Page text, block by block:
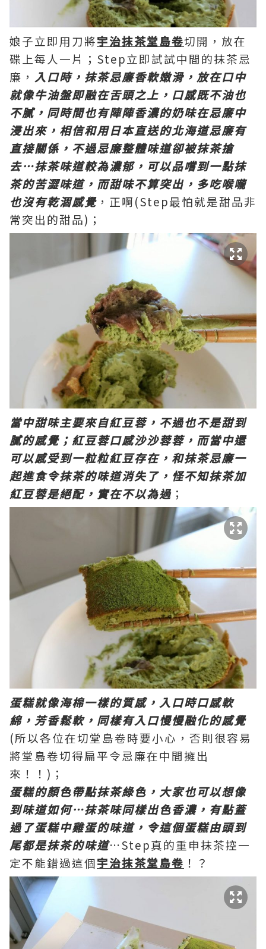
娘子立即用刀將宇治抹茶堂島卷切開，放在
碟上每人一片；Step立即試試中間的抹茶忌
廉， 入口時，抹茶忌廉香軟嫩滑，放在口中
就像牛油盤即融在舌頭之上，口感既不油也
不膩，同時間也有陣陣香濃的奶味在忌廉中
浸出來，相信和用日本直送的北海道忌廉有
直接關係，不過忌廉整體味道卻被抹茶搶
去…抹茶味道較為濃郁，可以品嚐到一點抹
茶的苦澀味道，而甜味不算突出，多吃喉嚨
也沒有乾涸感覺 ，正啊(Step最怕就是甜品非
常突出的甜品)；
當中甜味主要來自紅豆蓉，不過也不是甜到
膩的感覺；紅豆蓉口感沙沙蓉蓉，而當中還
可以感受到一粒粒紅豆存在，和抹茶忌廉一
起進食令抹茶的味道消失了，怪不知抹茶加
紅豆蓉是絕配，實在不以為過 ；
蛋糕就像海棉一樣的質感，入口時口感軟
綿，芳香鬆軟，同樣有入口慢慢融化的感覺
(所以各位在切堂島卷時要小心，否則很容易
將堂島卷切得扁平令忌廉在中間擁出
來！！)；
蛋糕的顏色帶點抹茶綠色，大家也可以想像
到味道如何…抹茶味同樣出色香濃，有點蓋
過了蛋糕中雞蛋的味道，令這個蛋糕由頭到
尾都是抹茶的味道…Step真的重申抹茶控一
定不能錯過這個宇治抹茶堂島卷 ！？